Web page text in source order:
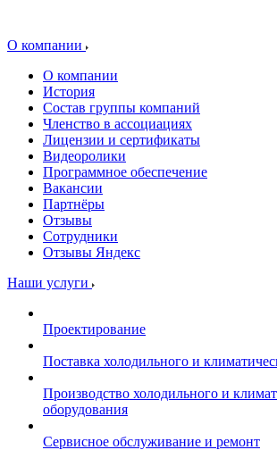
О компании
О компании
История
Состав группы компаний
Членство в ассоциациях
Лицензии и сертификаты
Видеоролики
Программное обеспечение
Вакансии
Партнёры
Отзывы
Сотрудники
Отзывы Яндекс
Наши услуги
Проектирование
Поставка холодильного и
Производство холодильного и
оборудования
Сервисное обслуживание и ремонт